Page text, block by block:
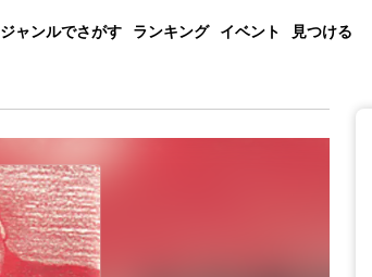
ジャンルでさがす ランキング イベント 見つける